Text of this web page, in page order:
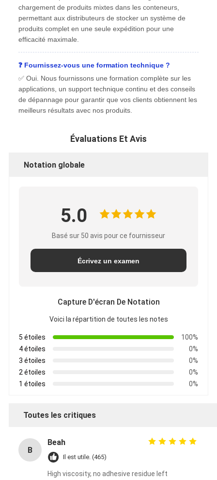
chargement de produits mixtes dans les conteneurs,
permettant aux distributeurs de stocker un système de
produits complet en une seule expédition pour une
efficacité maximale.
❓ Fournissez-vous une formation technique ?
✅ Oui. Nous fournissons une formation complète sur les
applications, un support technique continu et des conseils
de dépannage pour garantir que vos clients obtiennent les
meilleurs résultats avec nos produits.
Évaluations Et Avis
Notation globale
5.0
Basé sur 50 avis pour ce fournisseur
Écrivez un examen
Capture D'écran De Notation
Voici la répartition de toutes les notes
5 étoiles
100%
4 étoiles
0%
3 étoiles
0%
2 étoiles
0%
1 étoiles
0%
Toutes les critiques
B
Beah
Il est utile. (465)
High viscosity, no adhesive residue left